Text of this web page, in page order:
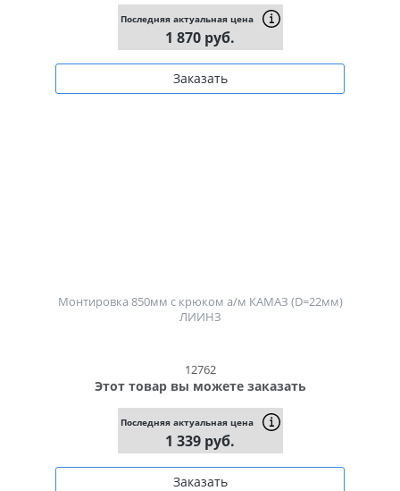
Последняя актуальная цена
1 870 руб.
Заказать
Монтировка 850мм с крюком а/м КАМАЗ (D=22мм)
ЛИИНЗ
12762
Этот товар вы можете заказать
Последняя актуальная цена
1 339 руб.
Заказать